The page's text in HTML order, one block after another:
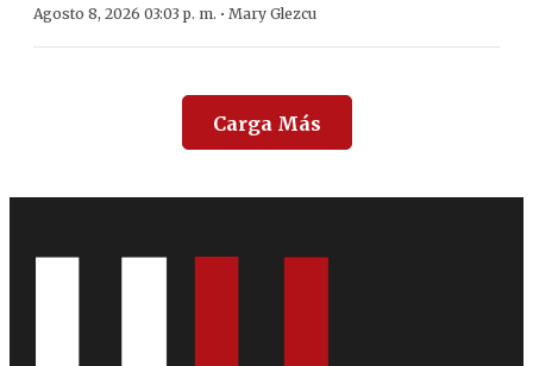
Agosto 8, 2026 03:03 p. m. · Mary Glezcu
Carga Más